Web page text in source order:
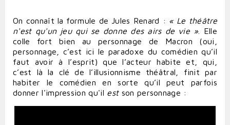
On connaît la formule de Jules Renard : « Le théâtre
n'est qu'un jeu qui se donne des airs de vie ». Elle
colle fort bien au personnage de Macron (oui,
personnage, c’est ici le paradoxe du comédien qu’il
faut avoir à l’esprit) que l’acteur habite et, qui,
c’est là la clé de l’illusionnisme théâtral, finit par
habiter le comédien en sorte qu’il peut parfois
donner l'impression qu'il estson personnage :